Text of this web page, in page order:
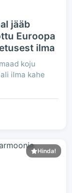
jääb
Euroopa
ilma
koju
ilma kahe
Hinda!